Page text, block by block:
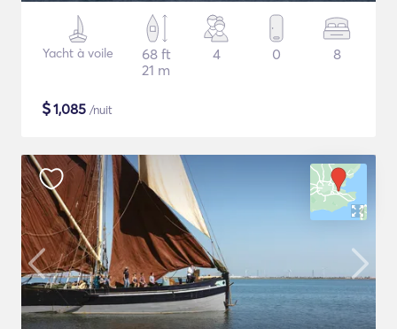
Yacht à voile
68 ft
21 m
4 0 8
$1,085 /nuit